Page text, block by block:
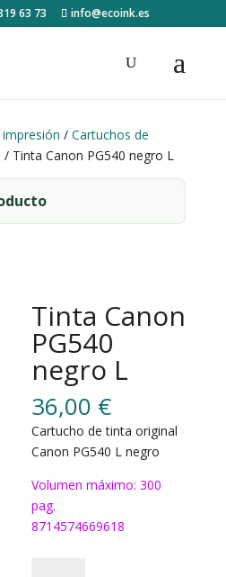
63 73 info@ecoink.es
/ Cartuchos de
/ Tinta Canon PG540 negro L
Tinta Canon
PG540
negro L
36,00 €
Cartucho de tinta original
Canon PG540 L negro
Volumen máximo: 300
pag.
8714574669618